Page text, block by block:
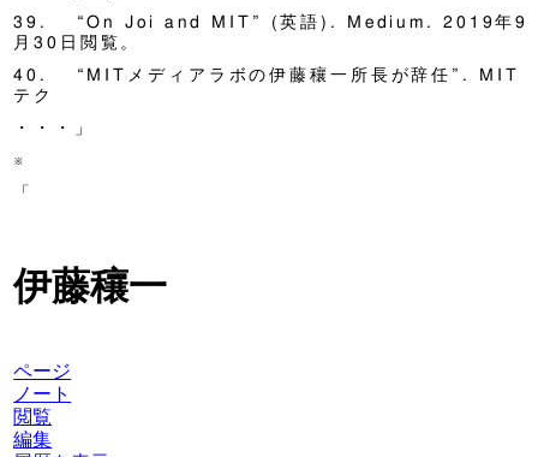
39. “On Joi and MIT” (英語). Medium. 2019年9
月30日閲覧。
40. “MITメディアラボの伊藤穰一所長が辞任”. MIT
テク
・・・」
※
「
伊藤穰一
ページ
ノート
閲覧
編集